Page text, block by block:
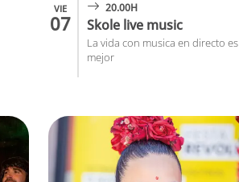
VIE
07
20.00H
Skole live music
La vida con musica en directo es
mejor